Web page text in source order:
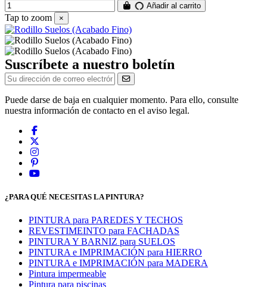
Añadir al carrito
Tap to zoom ×
Suscríbete a nuestro boletín
Puede darse de baja en cualquier momento. Para ello, consulte
nuestra información de contacto en el aviso legal.
¿PARA QUÉ NECESITAS LA PINTURA?
PINTURA para PAREDES Y TECHOS
REVESTIMEINTO para FACHADAS
PINTURA Y BARNIZ para SUELOS
PINTURA e IMPRIMACIÓN para HIERRO
PINTURA e IMPRIMACIÓN para MADERA
Pintura impermeable
Pintura para piscinas